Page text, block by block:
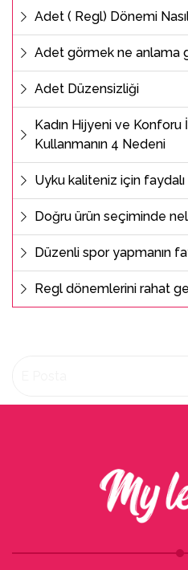
Adet ( Regl) Dönemi
Adet görmek ne anlama
Adet Düzensizliği
Kadın Hijyeni ve Konforu
Kullanmanın 4 Nedeni
Uyku kaliteniz için
Doğru ürün seçiminde
Düzenli spor yapmanın
Regl dönemlerini rahat